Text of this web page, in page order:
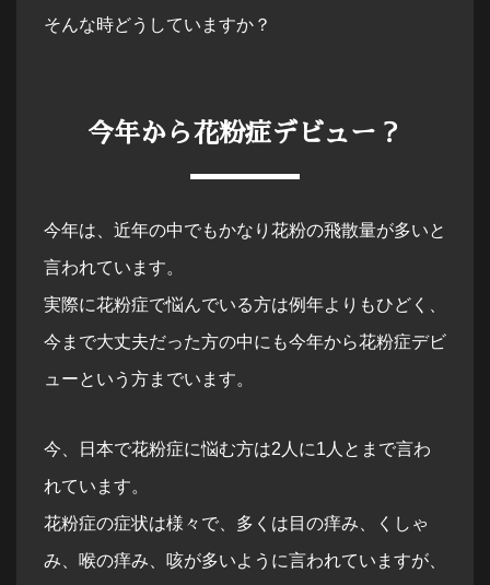
そんな時どうしていますか？
今年から花粉症デビュー？
今年は、近年の中でもかなり花粉の飛散量が多いと
言われています。
実際に花粉症で悩んでいる方は例年よりもひどく、
今まで大丈夫だった方の中にも今年から花粉症デビ
ューという方までいます。
今、日本で花粉症に悩む方は2人に1人とまで言わ
れています。
花粉症の症状は様々で、多くは目の痒み、くしゃ
み、喉の痒み、咳が多いように言われていますが、